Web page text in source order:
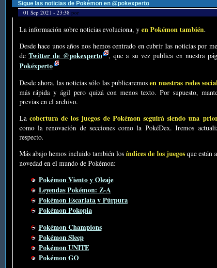
Sigue las noticias de Pokémon en @pokexperto
01 Sep 2021 - 23:38 por
La información sobre noticias evoluciona, y en Pokémon también.
Desde hace unos años nos hemos centrado en cubrir las noticias por
de Twitter de @pokexperto , que a su vez publica en nuestra
Pokéxperto
Desde ahora, las noticias sólo las publicaremosen nuestras redes
más rápida y ágil pero quizá con menos texto. Por supuesto,
previas en el archivo.
La cobertura de los juegos de Pokémon seguirá siendo una
como la renovación de secciones como la PokéDex. Iremos
respecto.
Más abajo hemos incluido también losíndices de los juegosque están
novedad en el mundo de Pokémon:
Pokémon Viento y Oleaje
Leyendas Pokémon: Z-A
Pokémon Escarlata y Púrpura
Pokémon Pokopia
Pokémon Champions
Pokémon Sleep
Pokémon UNITE
Pokémon GO